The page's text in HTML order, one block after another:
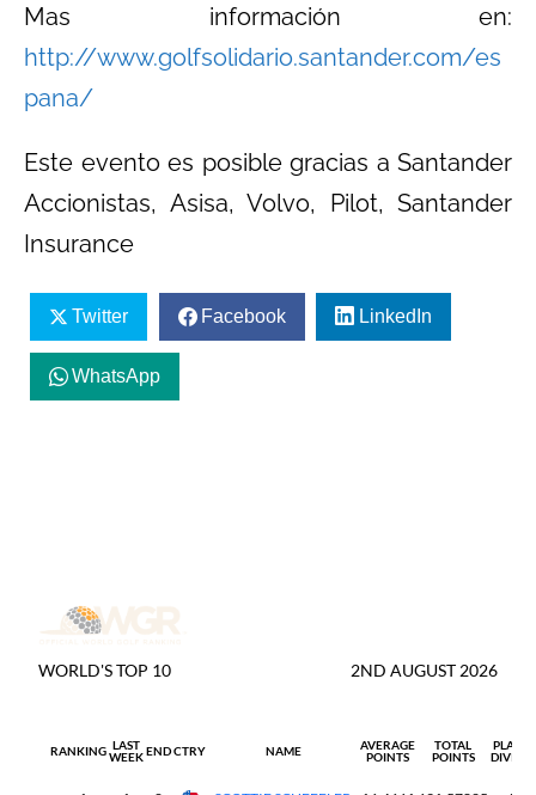
Mas información en:
http://www.golfsolidario.santander.com/es
pana/
Este evento es posible gracias a Santander
Accionistas, Asisa, Volvo, Pilot, Santander
Insurance
Twitter Facebook LinkedIn
WhatsApp